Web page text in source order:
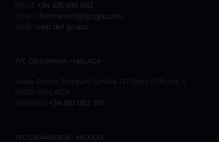
Móvil: +34 635 619 882
Email: formacion@tycgis.com
Web: web del grupo
TYC GIS ESPAÑA – MÁLAGA
Avda. Pintor Joaquín Sorolla 137, Bajo (Oficina 1)
29017 MÁLAGA
Teléfono: +34 951 082 319
TYC GIS AMÉRICA – MÉXICO